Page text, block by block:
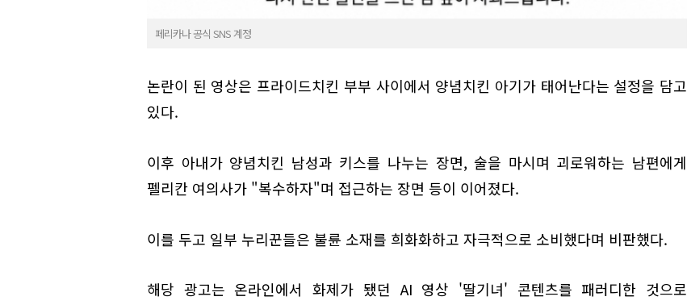
페리카나 공식 SNS 계정
논란이 된 영상은 프라이드치킨 부부 사이에서 양념치킨 아기가 태어난다는 설정을 담고
있다.
이후 아내가 양념치킨 남성과 키스를 나누는 장면, 술을 마시며 괴로워하는 남편에게
펠리칸 여의사가 "복수하자"며 접근하는 장면 등이 이어졌다.
이를 두고 일부 누리꾼들은 불륜 소재를 희화화하고 자극적으로 소비했다며 비판했다.
해당 광고는 온라인에서 화제가 됐던 AI 영상 '딸기녀' 콘텐츠를 패러디한 것으로